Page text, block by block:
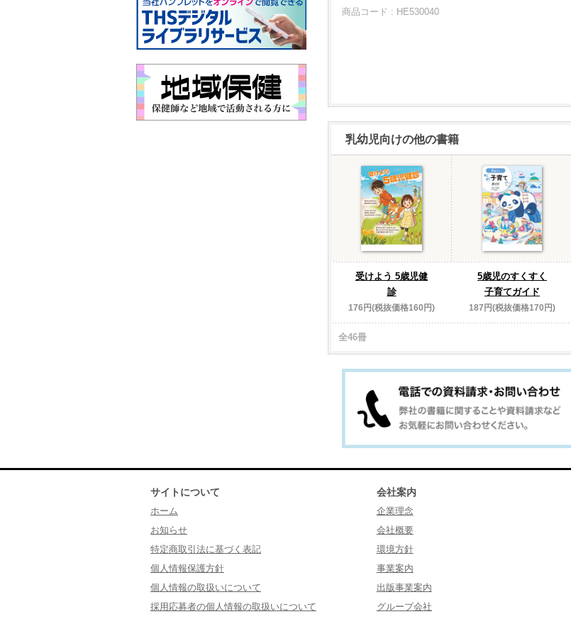
商品コード : HE530040
乳幼児向けの他の書籍
受けよう 5歳児健
診
176円(税抜価格160円)
5歳児のすくすく
子育てガイド
187円(税抜価格170円)
全46冊
サイトについて
ホーム
お知らせ
特定商取引法に基づく表記
個人情報保護方針
個人情報の取扱いについて
採用応募者の個人情報の取扱いについて
会社案内
企業理念
会社概要
環境方針
事業案内
出版事業案内
グループ会社